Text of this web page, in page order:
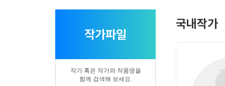
작가파일
작가 혹은 작가와 작품명을
함께 검색해 보세요.
국내작가